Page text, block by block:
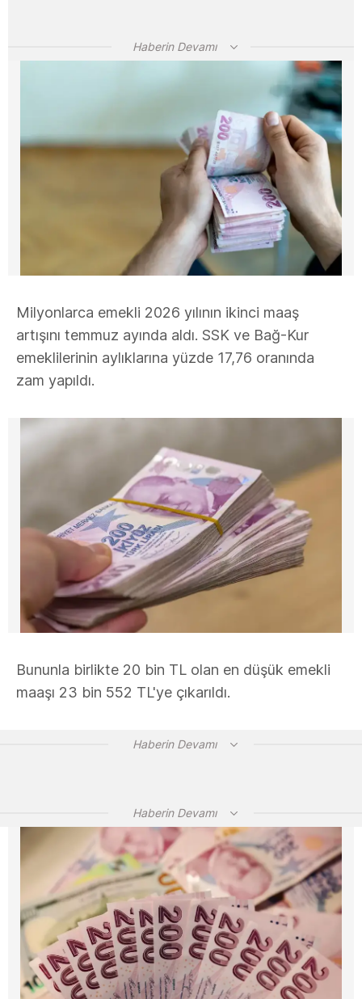
Haberin Devamı
Milyonlarca emekli 2026 yılının ikinci maaş
artışını temmuz ayında aldı. SSK ve Bağ-Kur
emeklilerinin aylıklarına yüzde 17,76 oranında
zam yapıldı.
Bununla birlikte 20 bin TL olan en düşük emekli
maaşı 23 bin 552 TL'ye çıkarıldı.
Haberin Devamı
Haberin Devamı